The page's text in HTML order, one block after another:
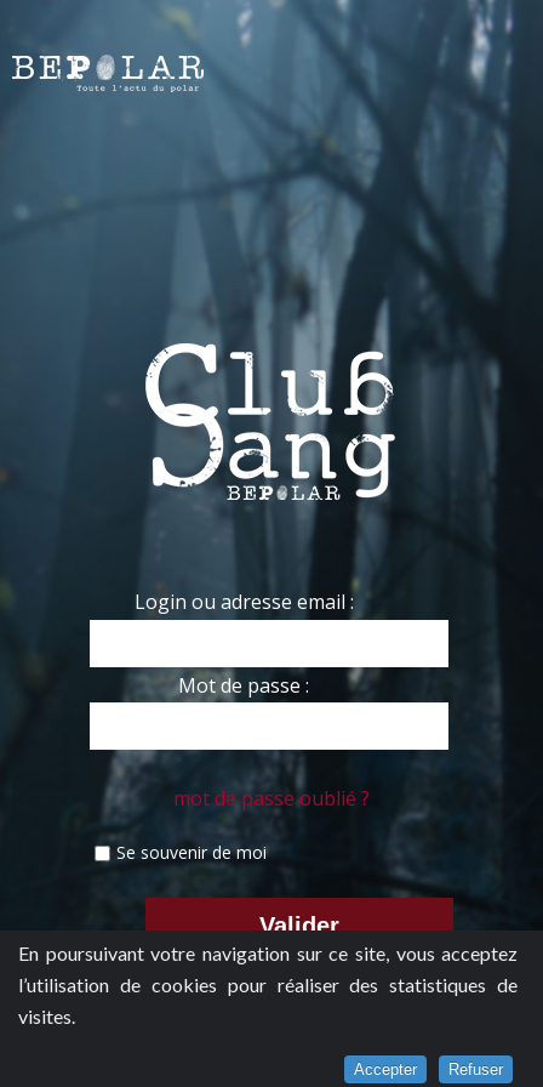
En poursuivant votre navigation sur ce site, vous acceptez
l’utilisation de cookies pour réaliser des statistiques de
visites.
Accepter Refuser
Login ou adresse email :
Mot de passe :
mot de passe oublié ?
Se souvenir de moi